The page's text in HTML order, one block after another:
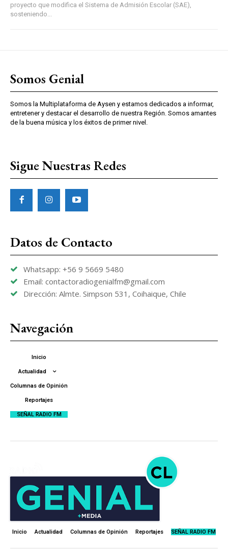
proyecto que modifica el Sistema de Admisión Escolar (SAE),
sosteniendo...
Somos Genial
Somos la Multiplataforma de Aysen y estamos dedicados a informar,
entretener y destacar el desarrollo de nuestra Región. Somos amantes
de la buena música y los éxitos de primer nivel.
Sigue Nuestras Redes
Datos de Contacto
Whatsapp: +56 9 5669 5480
Email: contactoradiogenialfm@gmail.com
Dirección: Almte. Simpson 531, Coihaique, Chile
Navegación
Inicio
Actualidad
Columnas de Opinión
Reportajes
SEÑAL RADIO FM
Inicio Actualidad Columnas de Opinión Reportajes SEÑAL RADIO FM